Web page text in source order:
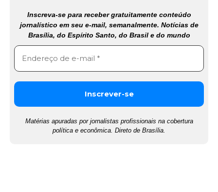
Inscreva-se para receber gratuitamente conteúdo
jornalístico em seu e-mail, semanalmente. Notícias de
Brasília, do Espírito Santo, do Brasil e do mundo
Matérias apuradas por jornalistas profissionais na cobertura
política e econômica. Direto de Brasília.